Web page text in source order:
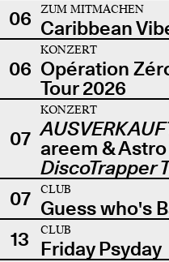
06
ZUM MITMACHEN
Caribbean
06
KONZERT
Opération
Tour 2026
07
KONZERT
areem &
DiscoTrapper
07
CLUB
Guess who's
13
CLUB
Friday Psyday